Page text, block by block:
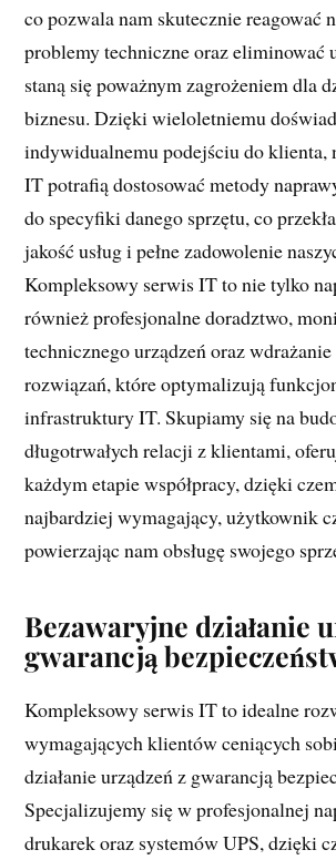
co pozwala nam skutecznie reagować
problemy techniczne oraz eliminować
staną się poważnym zagrożeniem dla
biznesu. Dzięki wieloletniemu
indywidualnemu podejściu do klienta,
IT potrafią dostosować metody
do specyfiki danego sprzętu, co
jakość usług i pełne zadowolenie
Kompleksowy serwis IT to nie tylko
również profesjonalne doradztwo,
technicznego urządzeń oraz wdrażanie
rozwiązań, które optymalizują
infrastruktury IT. Skupiamy się na
długotrwałych relacji z klientami,
każdym etapie współpracy, dzięki
najbardziej wymagający, użytkownik
powierzając nam obsługę swojego
Bezawaryjne działanie
gwarancją
Kompleksowy serwis IT to idealne
wymagających klientów ceniących
działanie urządzeń z gwarancją
Specjalizujemy się w profesjonalnej
drukarek oraz systemów UPS, dzięki